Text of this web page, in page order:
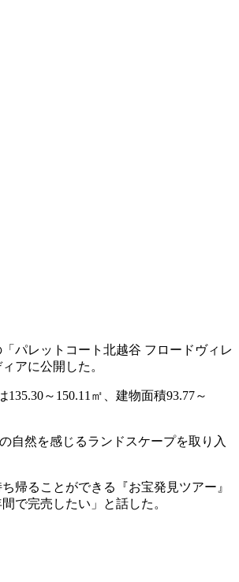
パレットコート北越谷 フロードヴィレ
アに公開した。
～150.11㎡、建物面積93.77～
自然を感じるランドスケープを取り入
帰ることができる『お宝発見ツアー』
で完売したい」と話した。